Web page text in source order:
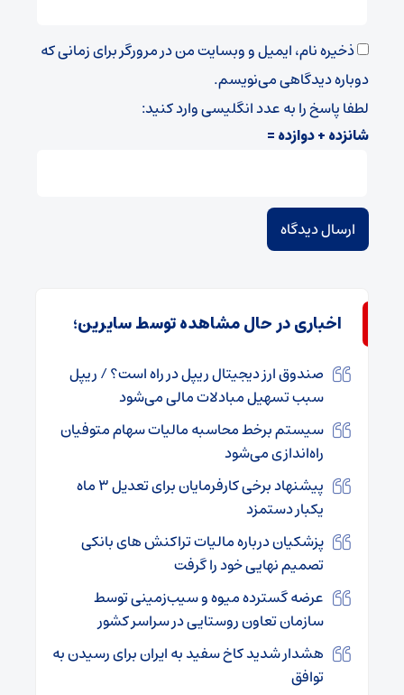
ذخیره نام، ایمیل و وبسایت من در مرورگر برای زمانی که
دوباره دیدگاهی می‌نویسم.
لطفا پاسخ را به عدد انگلیسی وارد کنید:
شانزده + دوازده =
اخباری در حال مشاهده توسط سایرین؛
صندوق ارز دیجیتال ریپل در راه است؟ / ریپل
سبب تسهیل مبادلات مالی می‌شود
سیستم برخط محاسبه مالیات سهام متوفیان
راه‌اندازی می‌شود
پیشنهاد برخی کارفرمایان برای تعدیل ۳ ماه
یکبار دستمزد
پزشکیان درباره مالیات تراکنش‌ های بانکی
تصمیم نهایی خود را گرفت
عرضه گسترده میوه و سیب‌زمینی توسط
سازمان تعاون روستایی در سراسر کشور
هشدار شدید کاخ سفید به ایران برای رسیدن به
توافق